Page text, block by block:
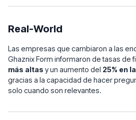
Real-World
Las empresas que cambiaron a las
Ghaznix Form informaron de tasas de
más altas y un aumento del 25% en
gracias a la capacidad de hacer
solo cuando son relevantes.